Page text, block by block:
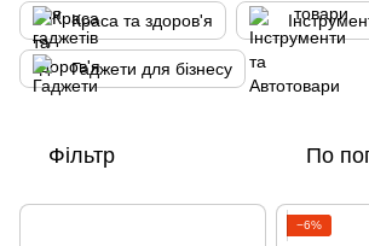
Краса та здоров'я
Гаджети для бізнесу
Фільтр По
−6%